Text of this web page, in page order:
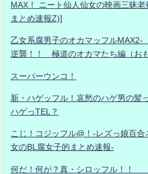
MAX！ ニート仙人仙女の映画三昧
まとめ速報Z)]
乙女系腐男子のオカマッフル
逆襲！！ 極道のオカマたち編（お
スーパーウンコ！
新・ハゲッフル！哀愁のハゲ男の髪
ハゲっTEL？
こじ！コジッフル@！-レズっ娘百
女のBL腐女子的まとめ速報-
何だ！何が？真・シロッフル！